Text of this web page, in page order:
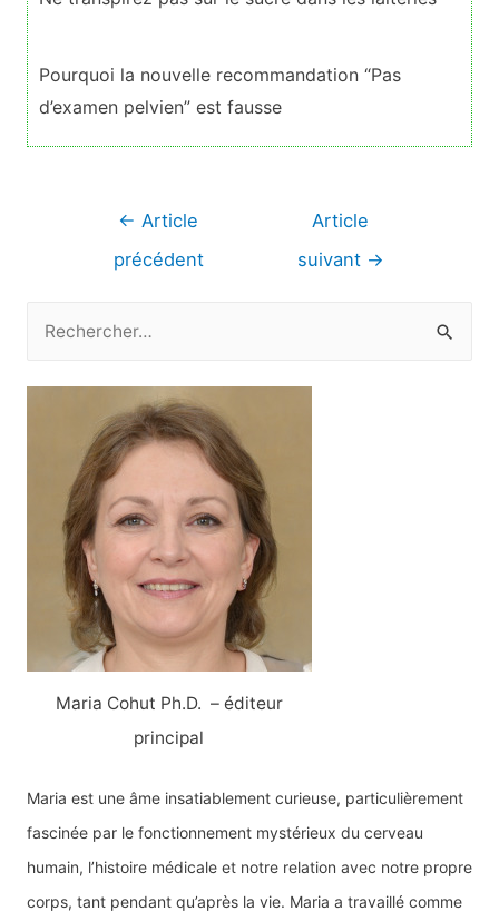
Pourquoi la nouvelle recommandation “Pas
d’examen pelvien” est fausse
Navigation
← Article
précédent
Article
suivant →
c
Maria Cohut Ph.D. – éditeur
principal
Maria est une âme insatiablement curieuse, particulièrement
fascinée par le fonctionnement mystérieux du cerveau
humain, l’histoire médicale et notre relation avec notre propre
corps, tant pendant qu’après la vie. Maria a travaillé comme